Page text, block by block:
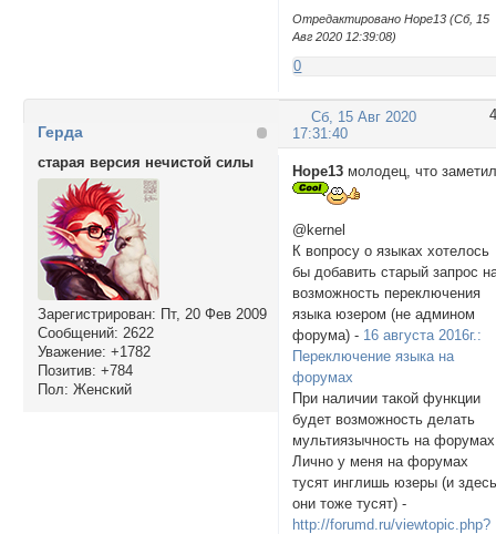
Отредактировано Hope13 (Сб, 15
Авг 2020 12:39:08)
0
4
Сб, 15 Авг 2020
17:31:40
Герда
старая версия нечистой силы
Зарегистрирован: Пт, 20 Фев 2009
Сообщений: 2622
Уважение: +1782
Позитив: +784
Пол: Женский
Hope13 молодец, что
@kernel
К вопросу о языках хотелось
бы добавить старый запрос
возможность переключения
языка юзером (не админом
форума) - 16 августа 2016г.:
Переключение языка на
форумах
При наличии такой функции
будет возможность делать
мультиязычность на
Лично у меня на форумах
тусят инглишь юзеры (и
они тоже тусят) -
http://forumd.ru/viewtopic.php?